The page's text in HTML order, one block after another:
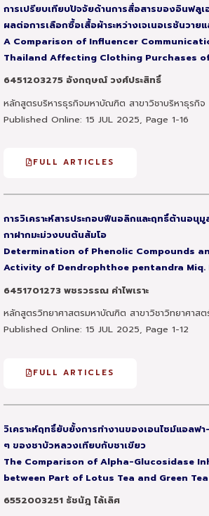
การเปรียบเทียบปัจจัยด้านการสื่อสารของอินฟลูเ
ผลต่อการเลือกซื้อเสื้อผ้าระหว่างเจเนอเรชันวาย
A Comparison of Influencer
Thailand Affecting Clothing Purchases
6451203275 อังกฤษณ์ วงศ์ประสิทธิ์
หลักสูตรบริหารธุรกิจมหาบัณฑิต สาขาวิชาบริหาธุรกิจ
Published Online: 15 JUL 2025, Page 1-16
FULL ARTICLES
การวิเคราะห์สารประกอบฟีนอลิกและฤทธิ์ต้านอนุ
กาฝากมะม่วงบนต้นส้มโอ
Determination of Phenolic Compounds
Activity of Dendrophthoe pentandra Miq.
6451701273 พชรวรรณ คำไพเราะ
หลักสูตรวิทยาศาสตรมหาบัณฑิต สาขาวิชาวิทยาศาสต
Published Online: 15 JUL 2025, Page 1-12
FULL ARTICLES
วิเคราะห์ฤทธิ์ยับยั้งการทำงานของเอนไซม์แอลฟ
ๆ ของชาบัวหลวงเทียบกับชาเขียว
The Comparison of Alpha-Glucosidase
between Part of Lotus Tea and Green Tea
6552003251 ธัชนัฎ ไล้เลิศ